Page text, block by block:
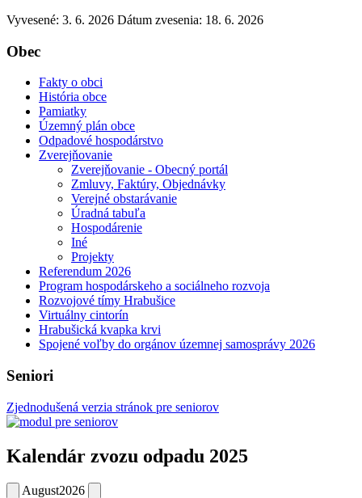
Vyvesené: 3. 6. 2026 Dátum zvesenia: 18. 6. 2026
Obec
Fakty o obci
História obce
Pamiatky
Územný plán obce
Odpadové hospodárstvo
Zverejňovanie
Zverejňovanie - Obecný portál
Zmluvy, Faktúry, Objednávky
Verejné obstarávanie
Úradná tabuľa
Hospodárenie
Iné
Projekty
Referendum 2026
Program hospodárskeho a sociálneho rozvoja
Rozvojové tímy Hrabušice
Virtuálny cintorín
Hrabušická kvapka krvi
Spojené voľby do orgánov územnej samosprávy 2026
Seniori
Zjednodušená verzia stránok pre seniorov
Kalendár zvozu odpadu 2025
August2026